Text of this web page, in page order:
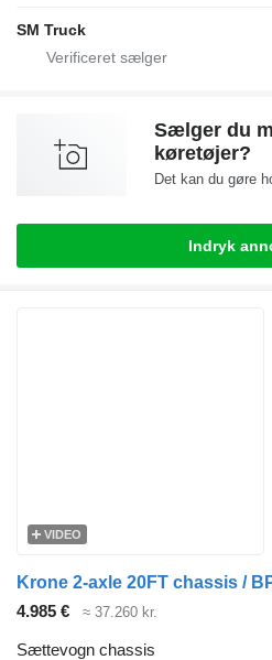
SM Truck
Sælger du
køretøjer?
Det kan du gøre
Indryk
VIDEO
4.985 € ≈ 37.260 kr.
Sættevogn chassis